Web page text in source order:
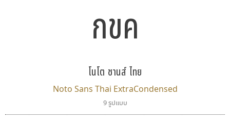
กขค
โนโต ซานส์ ไทย
Noto Sans Thai ExtraCondensed
9 รูปแบบ